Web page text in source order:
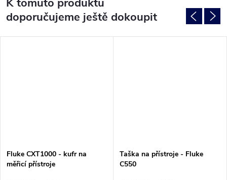
K tomuto produktu
doporučujeme ještě dokoupit
Fluke CXT1000 - kufr na
měřicí přístroje
Taška na přístroje - Fluke
C550